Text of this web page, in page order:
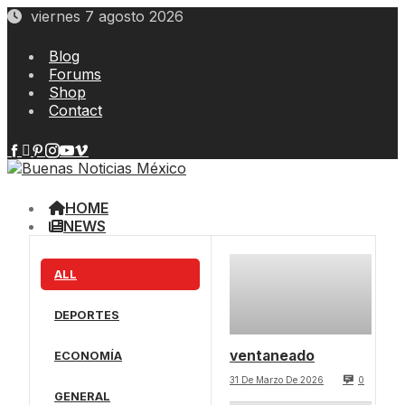
Skip
content
viernes 7 agosto 2026
Blog
Forums
Shop
Contact
HOME
NEWS
ALL
DEPORTES
ECONOMÍA
GENERAL
ventaneado
31 De Marzo De 2026 0